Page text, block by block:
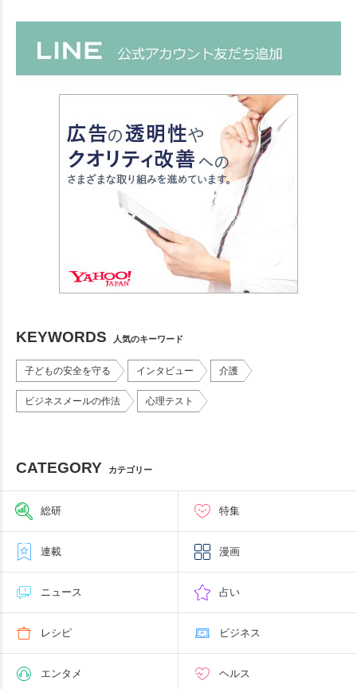
KEYWORDS 人気のキーワード
子どもの安全を守る インタビュー 介護
ビジネスメールの作法 心理テスト
CATEGORY カテゴリー
総研 特集
連載 漫画
ニュース 占い
レシピ ビジネス
エンタメ ヘルス